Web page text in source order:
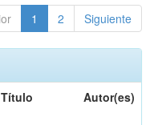
1 2 Siguiente
Título Autor(es)